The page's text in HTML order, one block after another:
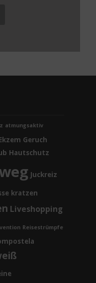
atmungsaktiv
Geruch
Hautschutz
Juckreiz
kratzen
Liveshopping
Reisestrümpfe